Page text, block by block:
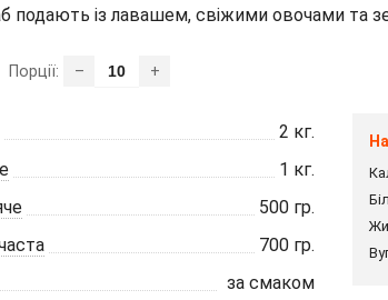
подають із лавашем, свіжими овочами та
Порції: – +
2 кг.
1 кг.
500 гр.
700 гр.
за смаком